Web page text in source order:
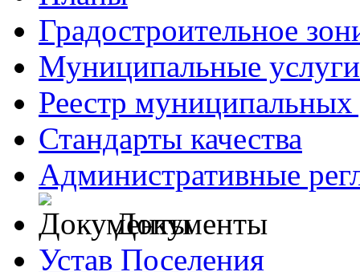
Градостроительное
Муниципальные услуги
Реестр муниципальных
Стандарты качества
Административные
Документы
Устав Поселения